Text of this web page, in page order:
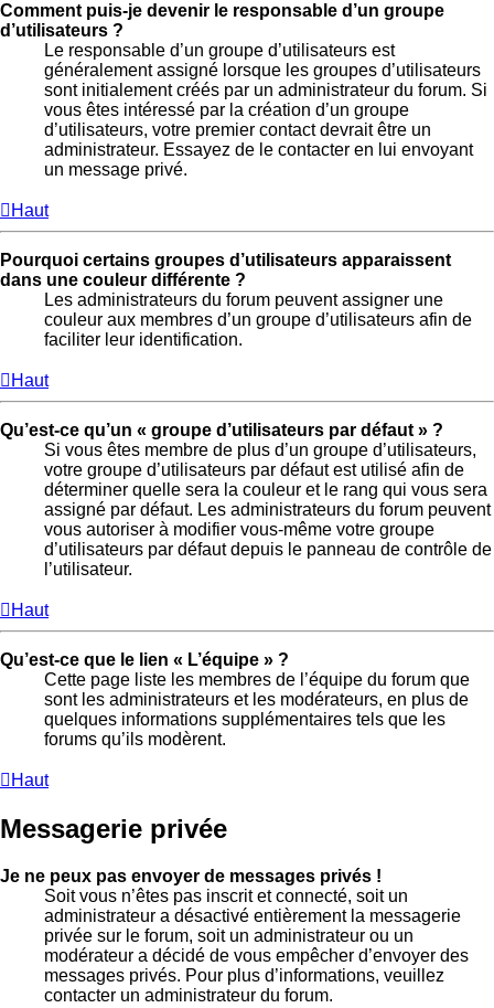
Comment puis-je devenir le responsable d’un groupe
d’utilisateurs ?
Le responsable d’un groupe d’utilisateurs est
généralement assigné lorsque les groupes d’utilisateurs
sont initialement créés par un administrateur du forum. Si
vous êtes intéressé par la création d’un groupe
d’utilisateurs, votre premier contact devrait être un
administrateur. Essayez de le contacter en lui envoyant
un message privé.
Haut
Pourquoi certains groupes d’utilisateurs apparaissent
dans une couleur différente ?
Les administrateurs du forum peuvent assigner une
couleur aux membres d’un groupe d’utilisateurs afin de
faciliter leur identification.
Haut
Qu’est-ce qu’un « groupe d’utilisateurs par défaut » ?
Si vous êtes membre de plus d’un groupe d’utilisateurs,
votre groupe d’utilisateurs par défaut est utilisé afin de
déterminer quelle sera la couleur et le rang qui vous sera
assigné par défaut. Les administrateurs du forum peuvent
vous autoriser à modifier vous-même votre groupe
d’utilisateurs par défaut depuis le panneau de contrôle de
l’utilisateur.
Haut
Qu’est-ce que le lien « L’équipe » ?
Cette page liste les membres de l’équipe du forum que
sont les administrateurs et les modérateurs, en plus de
quelques informations supplémentaires tels que les
forums qu’ils modèrent.
Haut
Messagerie privée
Je ne peux pas envoyer de messages privés !
Soit vous n’êtes pas inscrit et connecté, soit un
administrateur a désactivé entièrement la messagerie
privée sur le forum, soit un administrateur ou un
modérateur a décidé de vous empêcher d’envoyer des
messages privés. Pour plus d’informations, veuillez
contacter un administrateur du forum.